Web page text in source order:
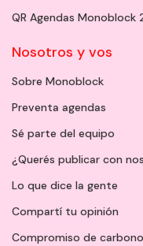
QR Agendas Monoblock
Nosotros y vos
Sobre Monoblock
Preventa agendas
Sé parte del equipo
¿Querés publicar con
Lo que dice la gente
Compartí tu opinión
Compromiso de